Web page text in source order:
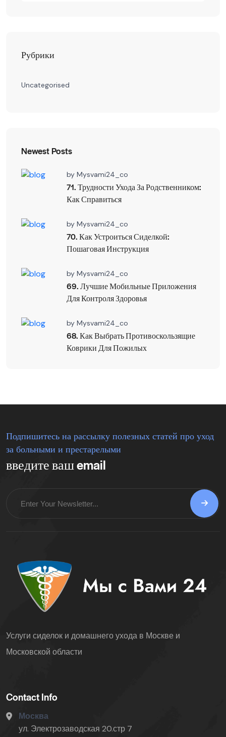
Рубрики
Uncategorised
Newest Posts
by Mysvami24_co
71. Трудности Ухода За Родственником:
Как Справиться
by Mysvami24_co
70. Как Устроиться Сиделкой:
Пошаговая Инструкция
by Mysvami24_co
69. Лучшие Мобильные Приложения
Для Контроля Здоровья
by Mysvami24_co
68. Как Выбрать Противоскользящие
Коврики Для Пожилых
Подпишитесь на рассылку полезных статей про уход
за больными и престарелыми
введите ваш email
Услуги сиделок и домашнего ухода в Москве и
Московской области
Contact Info
Москва
ул. Электрозаводская 20.стр 7